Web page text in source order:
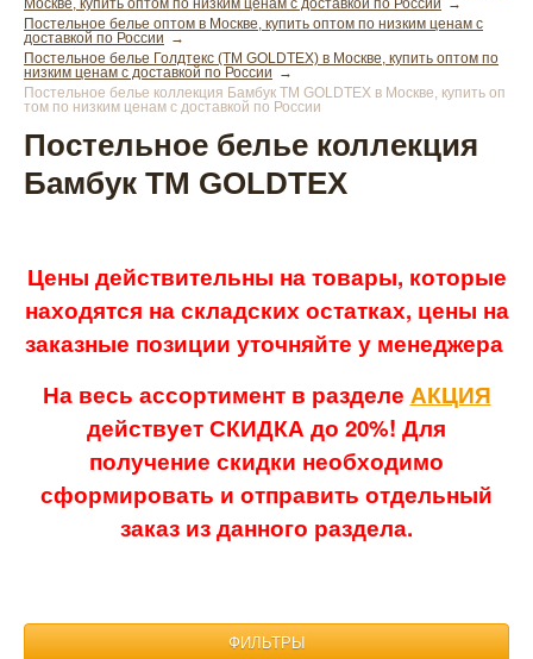
Постельное белье оптом в Москве, купить оптом по низким ценам с
доставкой по России
Постельное белье Голдтекс (ТМ GOLDTEX) в Москве, купить оптом по
низким ценам с доставкой по России
Постельное белье коллекция Бамбук ТМ GOLDTEX в Москве, купить оп
том по низким ценам с доставкой по России
Постельное белье коллекция
Бамбук ТМ GOLDTEX
Цены действительны на товары, которые
находятся на складских остатках, цены на
заказные позиции уточняйте у менеджера
На весь ассортимент в разделе АКЦИЯ
действует СКИДКА до 20%! Для
получение скидки необходимо
сформировать и отправить отдельный
заказ из данного раздела.
ФИЛЬТРЫ